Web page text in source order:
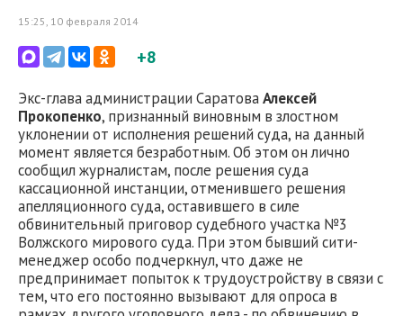
15:25, 10 февраля 2014
+8
Экс-глава администрации СаратоваАлексей
Прокопенко, признанный виновным в злостном
уклонении от исполнения решений суда, на данный
момент является безработным. Об этом он лично
сообщил журналистам, после решения суда
кассационной инстанции, отменившего решения
апелляционного суда, оставившего в силе
обвинительный приговор судебного участка №3
Волжского мирового суда. При этом бывший сити-
менеджер особо подчеркнул, что даже не
предпринимает попыток к трудоустройству в связи с
тем, что его постоянно вызывают для опроса в